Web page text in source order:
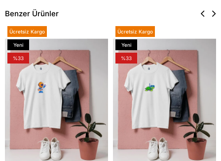
Benzer Ürünler
Ücretsiz Kargo
Yeni
Ürün
%33
Ücretsiz Kargo
Yeni
Ürün
%33